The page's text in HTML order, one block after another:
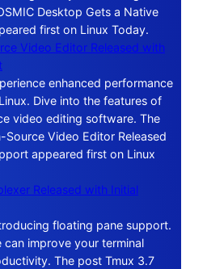
Desktop Gets a Native
first on Linux Today.
Video Editor Released with
enhanced performance
Dive into the features of
video editing software. The
Video Editor Released
appeared first on Linux
Released with Initial
floating pane support.
improve your terminal
The post Tmux 3.7